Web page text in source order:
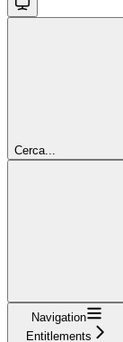
Cerca...
Navigation
Entitlements